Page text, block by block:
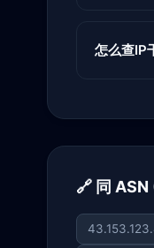
怎么查IP
🔗 同